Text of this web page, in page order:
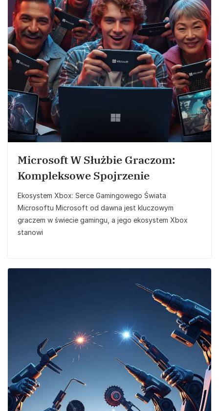
Microsoft W Służbie Graczom:
Kompleksowe Spojrzenie
Ekosystem Xbox: Serce Gamingowego Świata
Microsoftu Microsoft od dawna jest kluczowym
graczem w świecie gamingu, a jego ekosystem Xbox
stanowi